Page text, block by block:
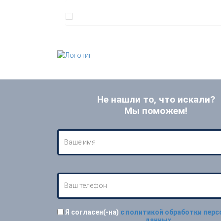
Не нашли то, что искали?
Мы поможем!
Я согласен(-на) с политикой обработки